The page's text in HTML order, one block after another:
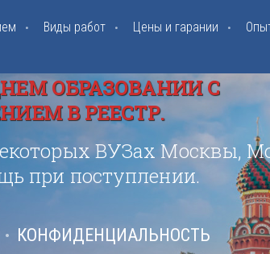
Виды работ Цены и гарании
ОБРАЗОВАНИИ С
В РЕЕСТР.
ВУЗах Москвы,
при поступлении.
КОНФИДЕНЦИАЛЬНОСТЬ